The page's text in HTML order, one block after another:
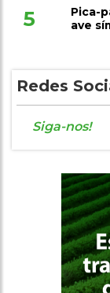
5
Pica-
ave
Redes
Siga-nos!